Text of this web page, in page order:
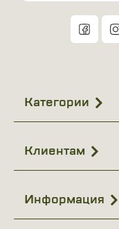
Категории
Клиентам
Информация